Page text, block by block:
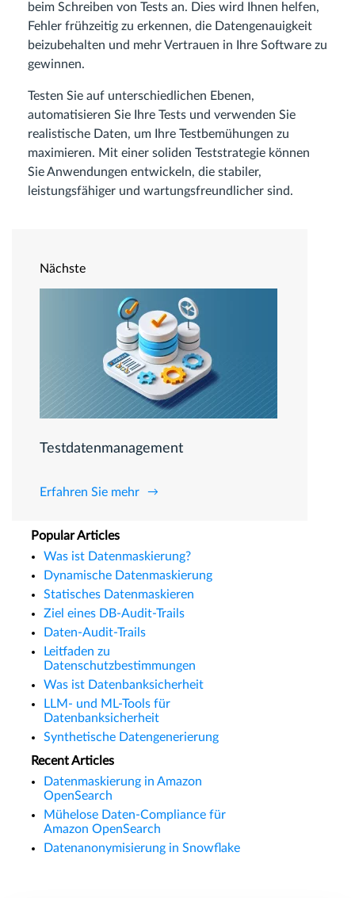
beim Schreiben von Tests an. Dies wird Ihnen helfen,
Fehler frühzeitig zu erkennen, die Datengenauigkeit
beizubehalten und mehr Vertrauen in Ihre Software zu
gewinnen.
Testen Sie auf unterschiedlichen Ebenen,
automatisieren Sie Ihre Tests und verwenden Sie
realistische Daten, um Ihre Testbemühungen zu
maximieren. Mit einer soliden Teststrategie können
Sie Anwendungen entwickeln, die stabiler,
leistungsfähiger und wartungsfreundlicher sind.
Nächste
Testdatenmanagement
Erfahren Sie mehr
Popular Articles
Was ist Datenmaskierung?
Dynamische Datenmaskierung
Statisches Datenmaskieren
Ziel eines DB-Audit-Trails
Daten-Audit-Trails
Leitfaden zu
Datenschutzbestimmungen
Was ist Datenbanksicherheit
LLM- und ML-Tools für
Datenbanksicherheit
Synthetische Datengenerierung
Recent Articles
Datenmaskierung in Amazon
OpenSearch
Mühelose Daten-Compliance für
Amazon OpenSearch
Datenanonymisierung in Snowflake